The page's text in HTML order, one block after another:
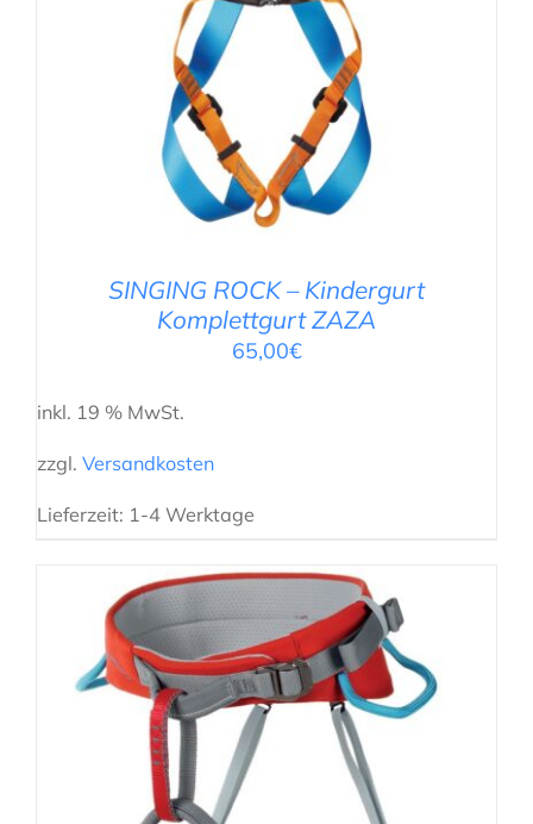
IN DEN WARENKORB DETAILS
SINGING ROCK – Kindergurt
Komplettgurt ZAZA
65,00€
inkl. 19 % MwSt.
zzgl. Versandkosten
Lieferzeit: 1-4 Werktage
AUSFÜHRUNG WÄHLEN DETAILS